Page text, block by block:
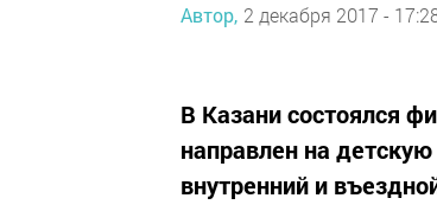
Автор, 2 декабря 2017 -
В Казани состоялся
направлен на
внутренний и